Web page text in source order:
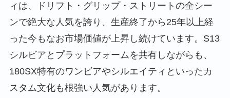
ィは、ドリフト・グリップ・ストリートの全シー
ンで絶大な人気を誇り、生産終了から25年以上経
った今もなお市場価値が上昇し続けています。S13
シルビアとプラットフォームを共有しながらも、
180SX特有のワンビアやシルエイティといったカ
スタム文化も根強い人気があります。